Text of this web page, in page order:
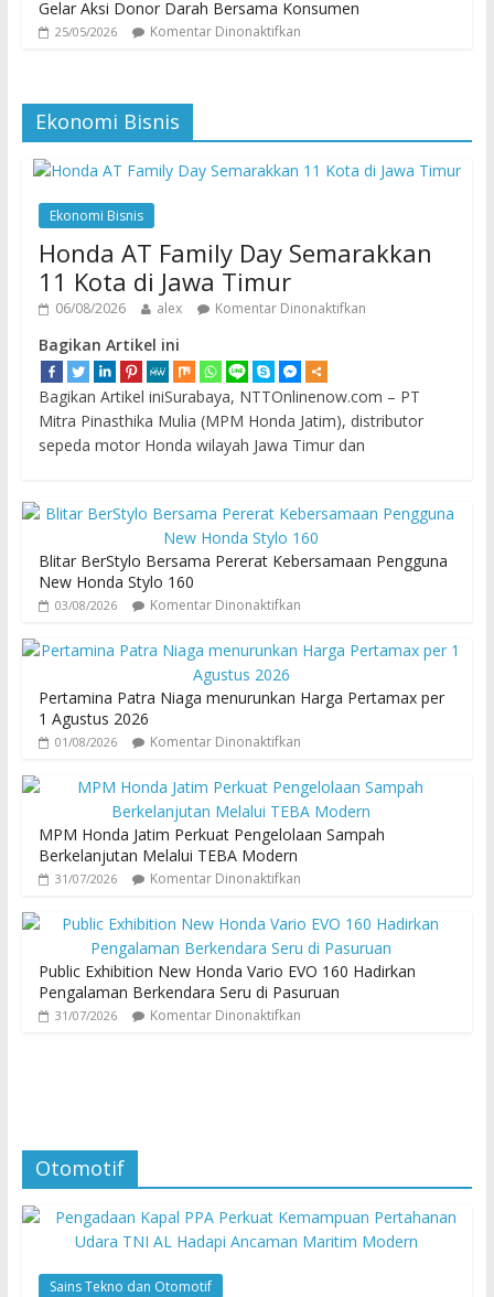
Gelar Aksi Donor Darah Bersama Konsumen
25/05/2026 Komentar Dinonaktifkan
Ekonomi Bisnis
Ekonomi Bisnis
Honda AT Family Day Semarakkan
11 Kota di Jawa Timur
06/08/2026 alex Komentar Dinonaktifkan
Bagikan Artikel ini
Bagikan Artikel iniSurabaya, NTTOnlinenow.com – PT
Mitra Pinasthika Mulia (MPM Honda Jatim), distributor
sepeda motor Honda wilayah Jawa Timur dan
Blitar BerStylo Bersama Pererat Kebersamaan Pengguna
New Honda Stylo 160
03/08/2026 Komentar Dinonaktifkan
Pertamina Patra Niaga menurunkan Harga Pertamax per
1 Agustus 2026
01/08/2026 Komentar Dinonaktifkan
MPM Honda Jatim Perkuat Pengelolaan Sampah
Berkelanjutan Melalui TEBA Modern
31/07/2026 Komentar Dinonaktifkan
Public Exhibition New Honda Vario EVO 160 Hadirkan
Pengalaman Berkendara Seru di Pasuruan
31/07/2026 Komentar Dinonaktifkan
Otomotif
Sains Tekno dan Otomotif